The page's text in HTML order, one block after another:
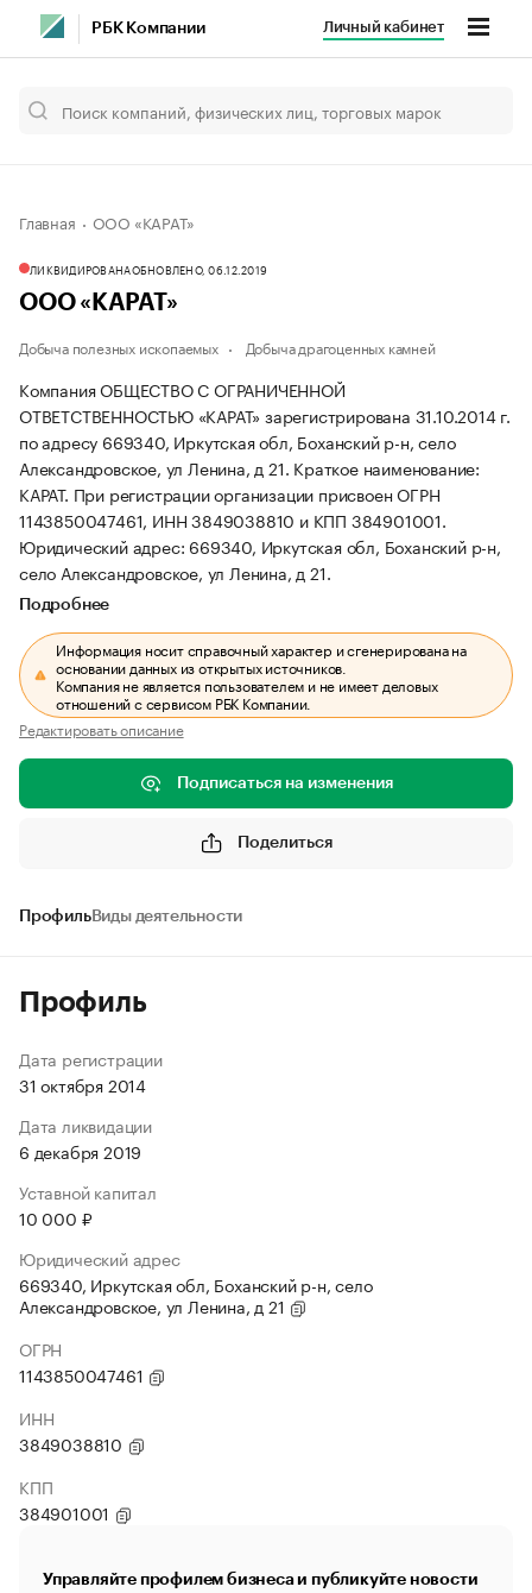
РБК Компании Личный кабинет
Главная ООО «КАРАТ»
ЛИКВИДИРОВАНАОБНОВЛЕНО, 06.12.2019
ООО «КАРАТ»
Добыча полезных ископаемых Добыча драгоценных камней
Компания ОБЩЕСТВО С ОГРАНИЧЕННОЙ
ОТВЕТСТВЕННОСТЬЮ «КАРАТ» зарегистрирована 31.10.2014 г.
по адресу 669340, Иркутская обл, Боханский р-н, село
Александровское, ул Ленина, д 21. Краткое наименование:
КАРАТ. При регистрации организации присвоен ОГРН
1143850047461, ИНН 3849038810 и КПП 384901001.
Юридический адрес: 669340, Иркутская обл, Боханский р-н,
село Александровское, ул Ленина, д 21.
Подробнее
Информация носит справочный характер и сгенерирована на
основании данных из открытых источников.
Компания не является пользователем и не имеет деловых
отношений с сервисом РБК Компании.
Редактировать описание
Подписаться на изменения
Поделиться
ПрофильВиды деятельности
Профиль
Дата регистрации
31 октября 2014
Дата ликвидации
6 декабря 2019
Уставной капитал
10 000 ₽
Юридический адрес
669340, Иркутская обл, Боханский р-н, село
Александровское, ул Ленина, д 21
ОГРН
1143850047461
ИНН
3849038810
КПП
384901001
Управляйте профилем бизнеса и публикуйте новости